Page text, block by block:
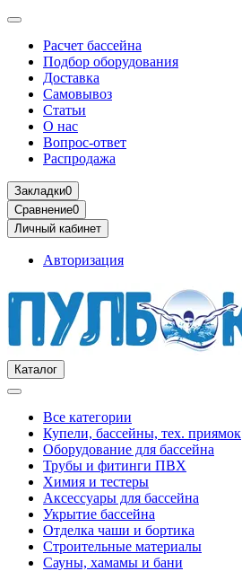
Расчет бассейна
Подбор оборудования
Доставка
Самовывоз
Статьи
О нас
Вопрос-ответ
Распродажа
Закладки0
Сравнение0
Личный кабинет
Авторизация
Каталог
Все категории
Купели, бассейны, тех. приямок
Оборудование для бассейна
Трубы и фитинги ПВХ
Химия и тестеры
Аксессуары для бассейна
Укрытие бассейна
Отделка чаши и бортика
Строительные материалы
Сауны, хамамы и бани